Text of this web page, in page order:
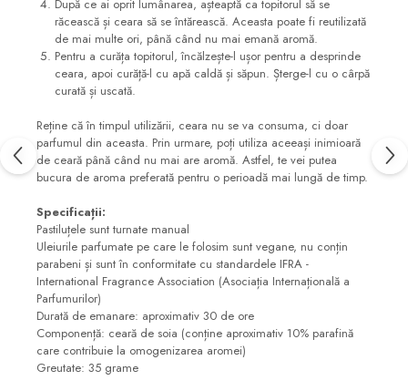
După ce ai oprit lumânarea, așteaptă ca topitorul să se
răcească și ceara să se întărească. Aceasta poate fi reutilizată
de mai multe ori, până când nu mai emană aromă.
Pentru a curăța topitorul, încălzește-l ușor pentru a desprinde
ceara, apoi curăță-l cu apă caldă și săpun. Șterge-l cu o cârpă
curată și uscată.
Reține că în timpul utilizării, ceara nu se va consuma, ci doar
parfumul din aceasta. Prin urmare, poți utiliza aceeași inimioară
de ceară până când nu mai are aromă. Astfel, te vei putea
bucura de aroma preferată pentru o perioadă mai lungă de timp.
Specificații:
Pastiluțele sunt turnate manual
Uleiurile parfumate pe care le folosim sunt vegane, nu conțin
parabeni și sunt în conformitate cu standardele IFRA -
International Fragrance Association (Asociația Internațională a
Parfumurilor)
Durată de emanare: aproximativ 30 de ore
Componență: ceară de soia (conține aproximativ 10% parafină
care contribuie la omogenizarea aromei)
Greutate: 35 grame